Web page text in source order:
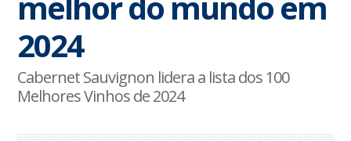
2024
Cabernet Sauvignon lidera a lista dos 100
Melhores Vinhos de 2024